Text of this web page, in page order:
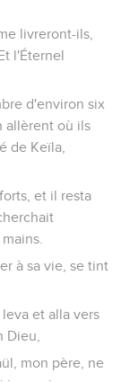
livreront-ils,
l'Éternel
d'environ six
allèrent où ils
de Keïla,
et il resta
à sa vie, se tint
et alla vers
Dieu,
mon père, ne